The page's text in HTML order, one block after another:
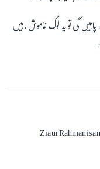
گی تو یہ لوگ خاموش رہیں
Zia ur Rahman is